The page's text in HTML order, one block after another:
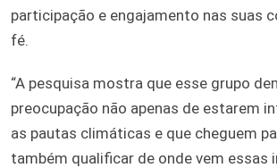
participação e engajamento nas suas
fé.
“A pesquisa mostra que esse grupo
preocupação não apenas de estarem
as pautas climáticas e que cheguem
também qualificar de onde vem essas